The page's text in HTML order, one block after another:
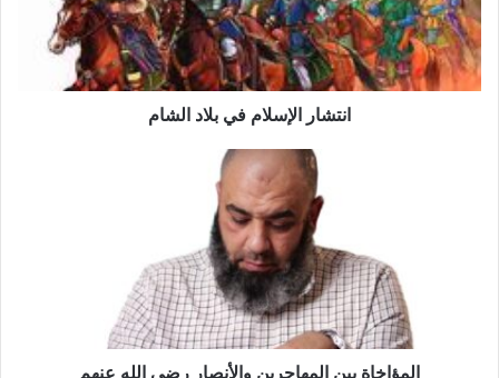
ر
ا
ل
إ
انتشار الإسلام في بلاد الشام
المؤاخاة بين المهاجرين والأنصار رضي الله عنهم